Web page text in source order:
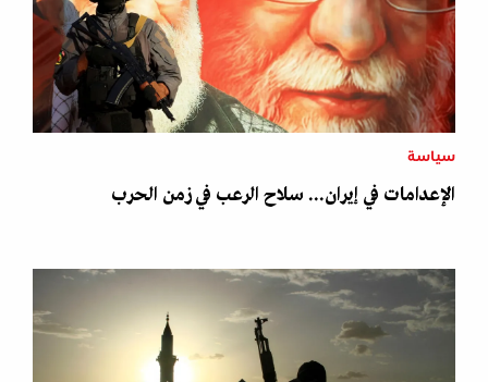
سياسة
الإعدامات في إيران... سلاح الرعب في زمن الحرب